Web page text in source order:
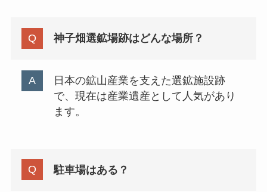
神子畑選鉱場跡はどんな場所？
日本の鉱山産業を支えた選鉱施設跡
で、現在は産業遺産として人気があり
ます。
駐車場はある？